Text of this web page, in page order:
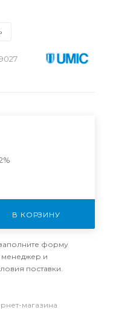
В КОРЗИНУ
форму
менеджер и
поставки.
магазина